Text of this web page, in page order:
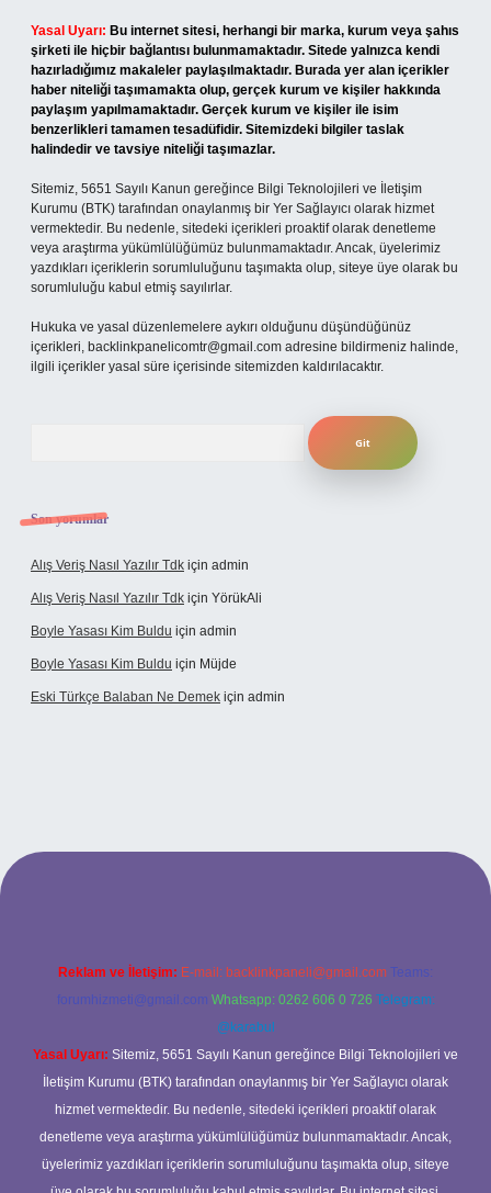
Yasal Uyarı: Bu internet sitesi, herhangi bir marka, kurum veya şahıs
şirketi ile hiçbir bağlantısı bulunmamaktadır. Sitede yalnızca kendi
hazırladığımız makaleler paylaşılmaktadır. Burada yer alan içerikler
haber niteliği taşımamakta olup, gerçek kurum ve kişiler hakkında
paylaşım yapılmamaktadır. Gerçek kurum ve kişiler ile isim
benzerlikleri tamamen tesadüfidir. Sitemizdeki bilgiler taslak
halindedir ve tavsiye niteliği taşımazlar.
Sitemiz, 5651 Sayılı Kanun gereğince Bilgi Teknolojileri ve İletişim
Kurumu (BTK) tarafından onaylanmış bir Yer Sağlayıcı olarak hizmet
vermektedir. Bu nedenle, sitedeki içerikleri proaktif olarak denetleme
veya araştırma yükümlülüğümüz bulunmamaktadır. Ancak, üyelerimiz
yazdıkları içeriklerin sorumluluğunu taşımakta olup, siteye üye olarak bu
sorumluluğu kabul etmiş sayılırlar.
Hukuka ve yasal düzenlemelere aykırı olduğunu düşündüğünüz
içerikleri, backlinkpanelicomtr@gmail.com adresine bildirmeniz halinde,
ilgili içerikler yasal süre içerisinde sitemizden kaldırılacaktır.
Son yorumlar
Alış Veriş Nasıl Yazılır Tdk için admin
Alış Veriş Nasıl Yazılır Tdk için YörükAli
Boyle Yasası Kim Buldu için admin
Boyle Yasası Kim Buldu için Müjde
Eski Türkçe Balaban Ne Demek için admin
Reklam ve İletişim: E-mail: backlinkpaneli@gmail.com Teams:
forumhizmeti@gmail.com Whatsapp: 0262 606 0 726 Telegram:
@karabul
Yasal Uyarı: Sitemiz, 5651 Sayılı Kanun gereğince Bilgi Teknolojileri ve
İletişim Kurumu (BTK) tarafından onaylanmış bir Yer Sağlayıcı olarak
hizmet vermektedir. Bu nedenle, sitedeki içerikleri proaktif olarak
denetleme veya araştırma yükümlülüğümüz bulunmamaktadır. Ancak,
üyelerimiz yazdıkları içeriklerin sorumluluğunu taşımakta olup, siteye